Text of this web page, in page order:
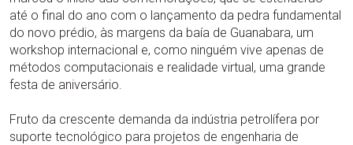
até o final do ano com o lançamento da pedra fundamental
do novo prédio, às margens da baía de Guanabara, um
workshop internacional e, como ninguém vive apenas de
métodos computacionais e realidade virtual, uma grande
festa de aniversário.
Fruto da crescente demanda da indústria petrolífera por
suporte tecnológico para projetos de engenharia de